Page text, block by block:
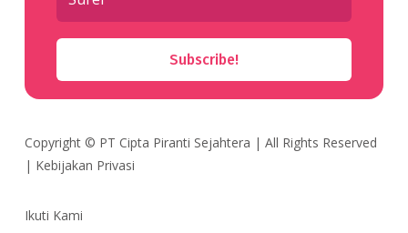
Subscribe!
Copyright © PT Cipta Piranti Sejahtera | All Rights Reserved
| Kebijakan Privasi
Ikuti Kami